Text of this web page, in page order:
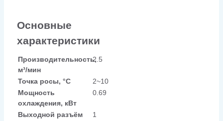
Основные
характеристики
Производительность,
м³/мин
2.5
Точка росы, °C
2~10
Мощность
охлаждения, кВт
0.69
Выходной разъём
1